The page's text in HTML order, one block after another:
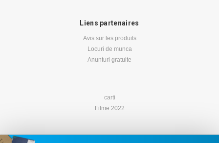
Liens partenaires
Avis sur les produits
Locuri de munca
Anunturi gratuite
carti
Filme 2022